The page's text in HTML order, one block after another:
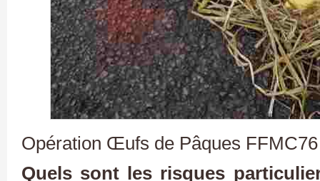
Opération Œufs de Pâques
Quels sont les risques